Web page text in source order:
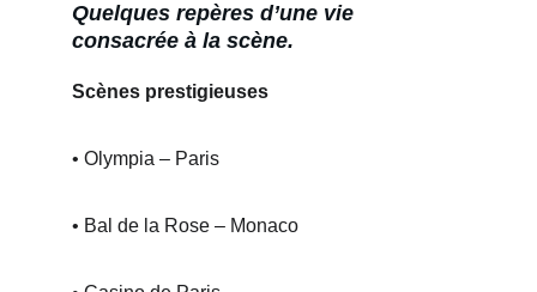
Quelques repères d’une vie
consacrée à la scène.
Scènes prestigieuses
• Olympia – Paris
• Bal de la Rose – Monaco